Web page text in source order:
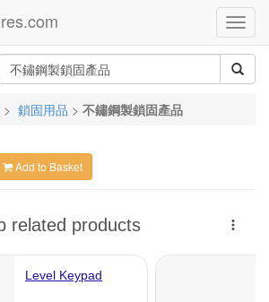
> 鎖固用品 > 不鏽鋼製鎖固產品
Add to Basket